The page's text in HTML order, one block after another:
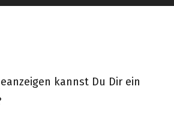
kannst Du Dir ein